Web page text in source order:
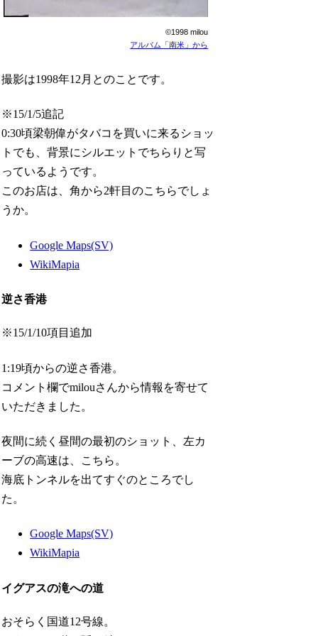
©1998 milou
アルバム「南米」から
撮影は1998年12月とのことです。
※15/1/5追記
0:30頃梁朝偉がタバコを買いに来るショッ
トでも、背景にシルエットでちらりと写
っているようです。
このお店は、角から2軒目のこちらでしょ
うか。
Google Maps(SV)
WikiMapia
逆さ香港
※15/1/10項目追加
1:19頃からの逆さ香港。
コメント欄でmilouさんから情報を寄せて
いただきました。
夜間に続く昼間の最初のショット、左カ
ーブの高速は、こちら。
海底トンネルを出てすぐのところでし
た。
Google Maps(SV)
WikiMapia
イグアスの滝への道
おそらく国道12号線。